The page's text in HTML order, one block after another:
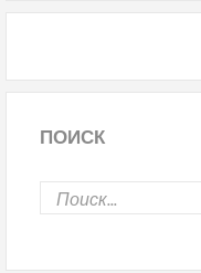
ПОИСК